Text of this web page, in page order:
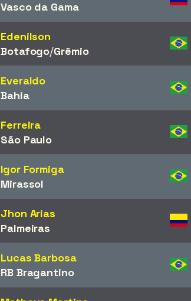
Vasco da Gama
Edenilson
Botafogo/​Grêmio
Everaldo
Bahia
Ferreira
São Paulo
Igor Formiga
Mirassol
Jhon Arias
Palmeiras
Lucas Barbosa
RB Bragantino